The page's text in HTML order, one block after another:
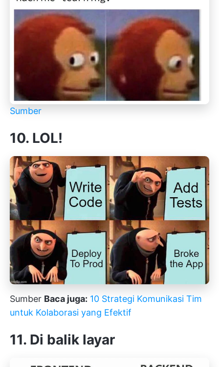
Sumber
10. LOL!
Sumber Baca juga: 10 Strategi Komunikasi Tim
untuk Kolaborasi yang Efektif
11. Di balik layar